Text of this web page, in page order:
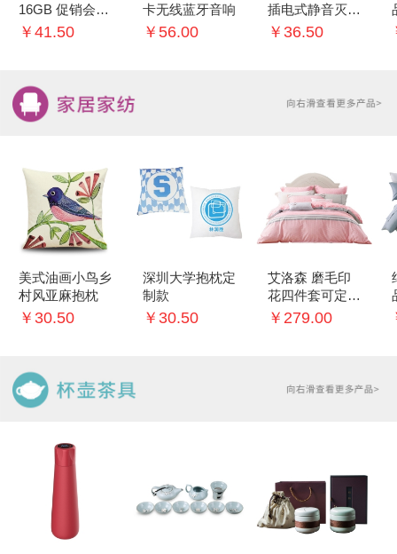
16GB 促销会议
礼品
￥41.50
卡无线蓝牙音响
￥56.00
插电式静音灭蚊
灯家用室内灭蚊
￥36.50
美式油画小鸟乡
村风亚麻抱枕
￥30.50
深圳大学抱枕定
制款
￥30.50
艾洛森 磨毛印
花四件套可定制
logo
￥279.00